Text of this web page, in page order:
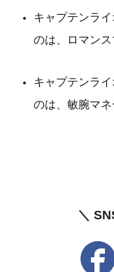
キャプテンラ
のは、ロマンス
キャプテンラ
のは、敏腕マネ
＼